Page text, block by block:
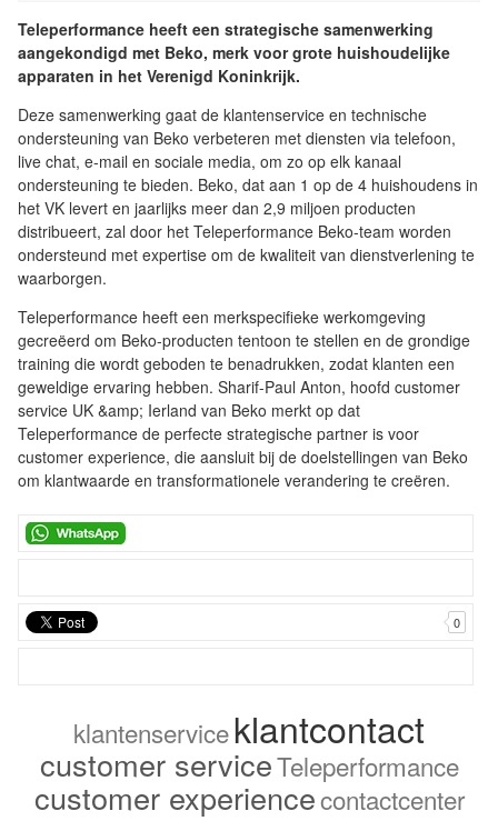
Teleperformance heeft een strategische samenwerking
aangekondigd met Beko, merk voor grote huishoudelijke
apparaten in het Verenigd Koninkrijk.
Deze samenwerking gaat de klantenservice en technische
ondersteuning van Beko verbeteren met diensten via telefoon,
live chat, e-mail en sociale media, om zo op elk kanaal
ondersteuning te bieden. Beko, dat aan 1 op de 4 huishoudens in
het VK levert en jaarlijks meer dan 2,9 miljoen producten
distribueert, zal door het Teleperformance Beko-team worden
ondersteund met expertise om de kwaliteit van dienstverlening te
waarborgen.
Teleperformance heeft een merkspecifieke werkomgeving
gecreëerd om Beko-producten tentoon te stellen en de grondige
training die wordt geboden te benadrukken, zodat klanten een
geweldige ervaring hebben. Sharif-Paul Anton, hoofd customer
service UK &amp; Ierland van Beko merkt op dat
Teleperformance de perfecte strategische partner is voor
customer experience, die aansluit bij de doelstellingen van Beko
om klantwaarde en transformationele verandering te creëren.
0
klantenserviceklantcontact
customer serviceTeleperformance
customer experiencecontactcenter